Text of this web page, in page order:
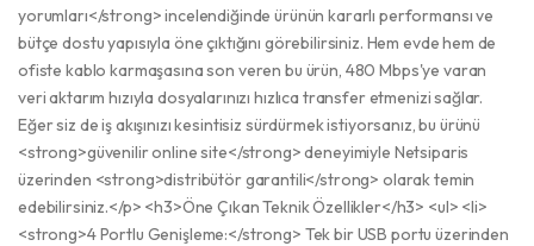
yorumları</strong> incelendiğinde ürünün kararlı performansı ve
bütçe dostu yapısıyla öne çıktığını görebilirsiniz. Hem evde hem de
ofiste kablo karmaşasına son veren bu ürün, 480 Mbps'ye varan
veri aktarım hızıyla dosyalarınızı hızlıca transfer etmenizi sağlar.
Eğer siz de iş akışınızı kesintisiz sürdürmek istiyorsanız, bu ürünü
<strong>güvenilir online site</strong> deneyimiyle Netsiparis
üzerinden <strong>distribütör garantili</strong> olarak temin
edebilirsiniz.</p> <h3>Öne Çıkan Teknik Özellikler</h3> <ul> <li>
<strong>4 Portlu Genişleme:</strong> Tek bir USB portu üzerinden